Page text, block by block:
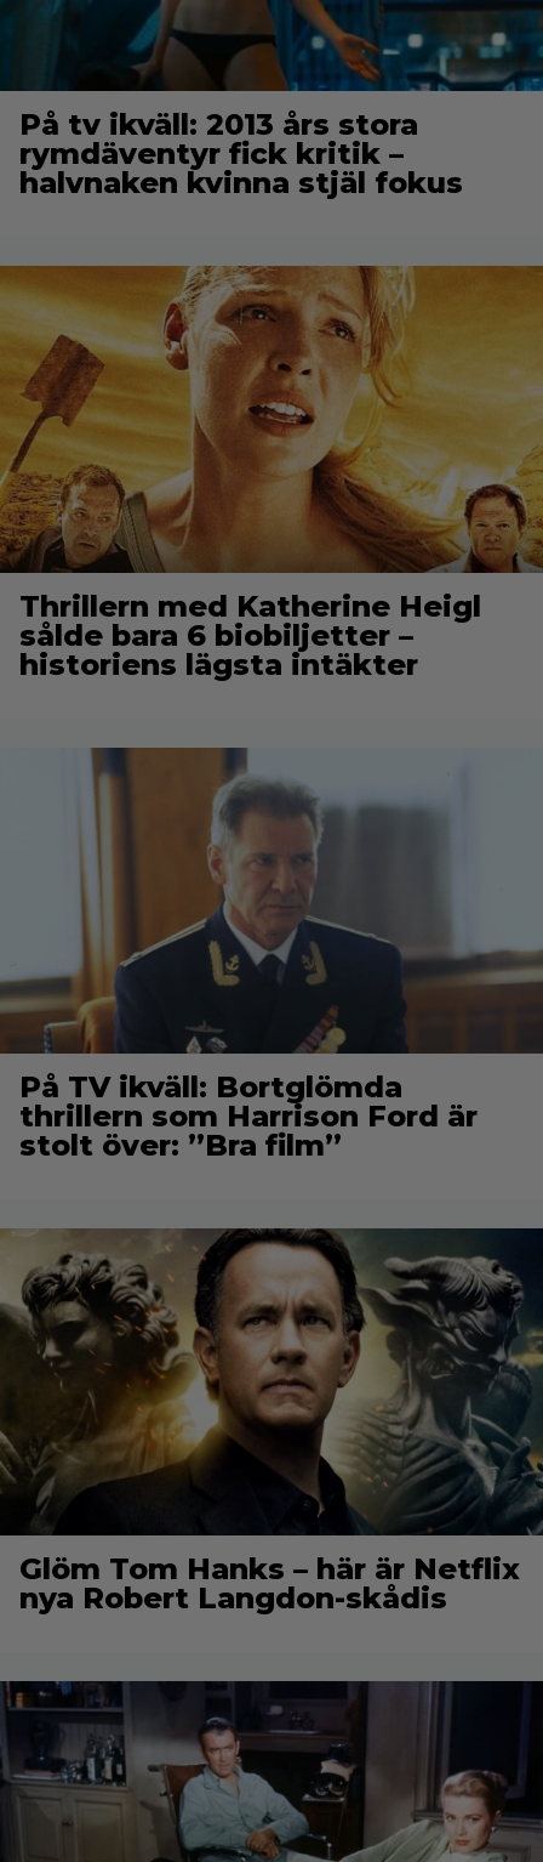
På tv ikväll: 2013 års stora
rymdäventyr fick kritik –
halvnaken kvinna stjäl fokus
Thrillern med Katherine Heigl
sålde bara 6 biobiljetter –
historiens lägsta intäkter
På TV ikväll: Bortglömda
thrillern som Harrison Ford är
stolt över: ”Bra film”
Glöm Tom Hanks – här är Netflix
nya Robert Langdon-skådis